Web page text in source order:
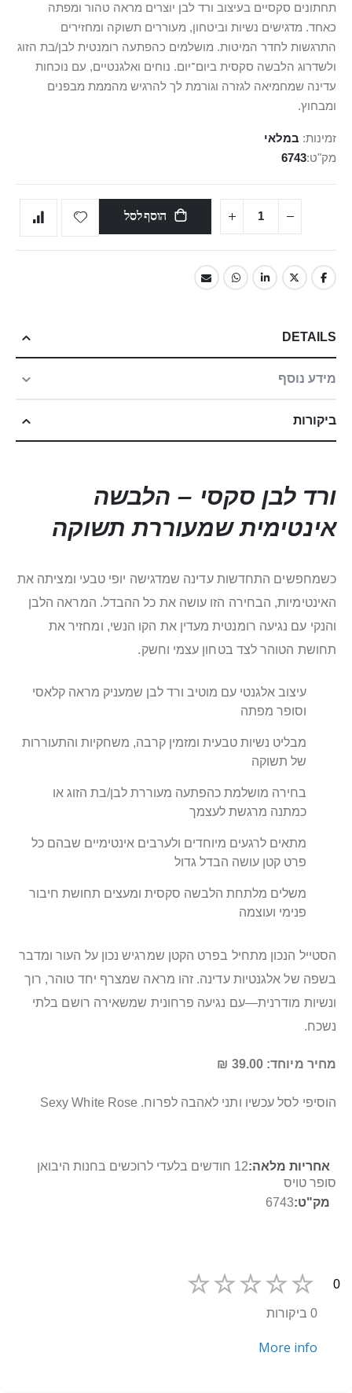
תחתונים סקסיים בעיצוב ורד לבן יוצרים מראה טהור ומפתה
כאחד. מדגישים נשיות וביטחון, מעוררים תשוקה ומחזירים
התרגשות לחדר המיטות. מושלמים כהפתעה רומנטית לבן/בת הזוג
ולשדרוג הלבשה סקסית ביום־יום. נוחים ואלגנטיים, עם נוכחות
עדינה שמחמיאה לגזרה וגורמת לך להרגיש מהממת מבפנים
ומבחוץ.
זמינות: במלאי
מק"ט 6743
הוסף לסל
DETAILS
מידע נוסף
ביקורות
ורד לבן סקסי – הלבשה
אינטימית שמעוררת תשוקה
כשמחפשים התחדשות עדינה שמדגישה יופי טבעי ומציתה את
האינטימיות, הבחירה הזו עושה את כל ההבדל. המראה הלבן
והנקי עם נגיעה רומנטית מעדין את הקו הנשי, ומחזיר את
תחושת הטוהר לצד בטחון עצמי וחשק.
עיצוב אלגנטי עם מוטיב ורד לבן שמעניק מראה קלאסי
וסופר מפתה
מבליט נשיות טבעית ומזמין קרבה, משחקיות והתעוררות
של תשוקה
בחירה מושלמת כהפתעה מעוררת לבן/בת הזוג או
כמתנה מרגשת לעצמך
מתאים לרגעים מיוחדים ולערבים אינטימיים שבהם כל
פרט קטן עושה הבדל גדול
משלים מלתחת הלבשה סקסית ומעצים תחושת חיבור
פנימי ועוצמה
הסטייל הנכון מתחיל בפרט הקטן שמרגיש נכון על העור ומדבר
בשפה של אלגנטיות עדינה. זהו מראה שמצרף יחד טוהר, רוך
ונשיות מודרנית—עם נגיעה פרחונית שמשאירה רושם בלתי
נשכח.
מחיר מיוחד: 39.00 ₪
הוסיפי לסל עכשיו ותני לאהבה לפרוח. Sexy White Rose
מידע
נוסף
12 חודשים בלעדי לרוכשים בחנות היבואן
סופר טויס
6743
0
0 ביקורות
More info